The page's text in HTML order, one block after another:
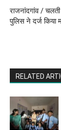
राजनांदगांव /
पुलिस ने दर्ज किया
RELATED